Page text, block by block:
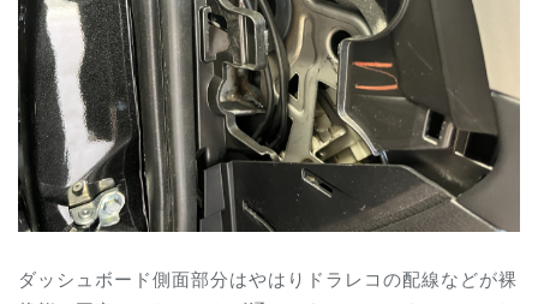
ダッシュボード側面部分はやはりドラレコの配線などが裸